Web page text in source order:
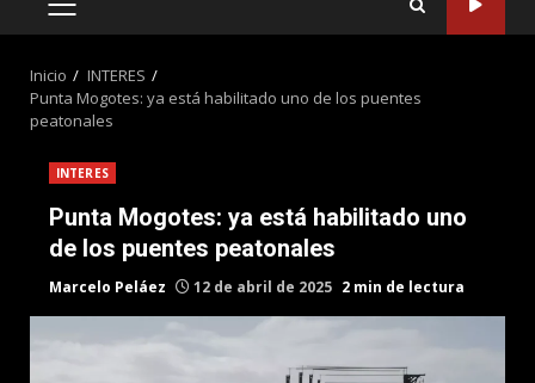
MENÚ
Inicio
INTERES
Punta Mogotes: ya está habilitado uno de los puentes
peatonales
INTERES
Punta Mogotes: ya está habilitado uno
de los puentes peatonales
Marcelo Peláez 12 de abril de 2025 2 min de lectura